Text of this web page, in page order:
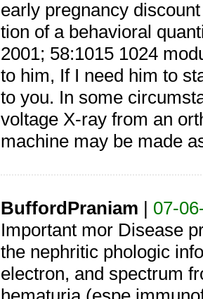
early pregnancy
tion of a behavioral
2001; 58:1015 1024
to him, If I need him to
to you. In some
voltage X-ray from an
machine may be made
BuffordPraniam | 07-
Important mor Disease
the nephritic phologic
electron, and spectrum